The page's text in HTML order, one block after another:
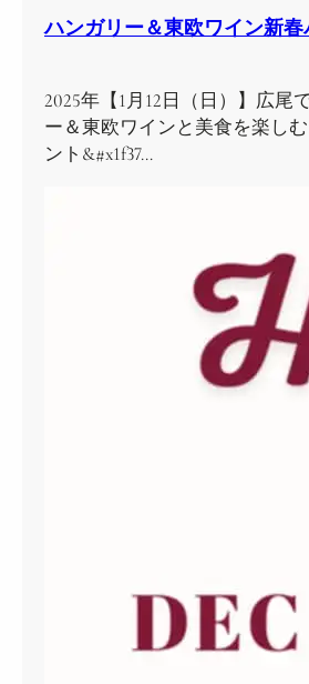
ハンガリー＆東欧ワイン新春
2025年【1月12日（日）】広尾
ー＆東欧ワインと美食を楽し
ント&#x1f37…